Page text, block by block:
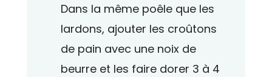
Dans la même poêle que les
lardons, ajouter les croûtons
de pain avec une noix de
beurre et les faire dorer 3 à 4